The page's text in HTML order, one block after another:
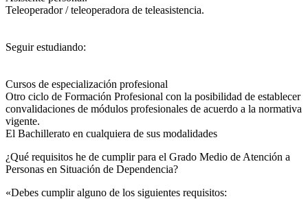
Teleoperador / teleoperadora de teleasistencia.
Seguir estudiando:
Cursos de especialización profesional
Otro ciclo de Formación Profesional con la posibilidad de establecer
convalidaciones de módulos profesionales de acuerdo a la normativa
vigente.
El Bachillerato en cualquiera de sus modalidades
¿Qué requisitos he de cumplir para el Grado Medio de Atención a
Personas en Situación de Dependencia?
«Debes cumplir alguno de los siguientes requisitos: